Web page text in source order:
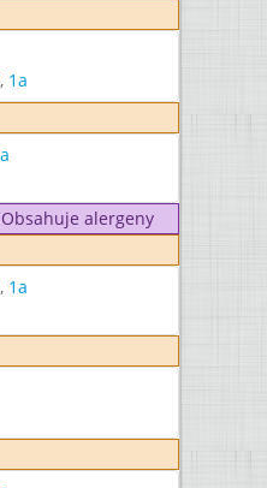
, 1a
Obsahuje alergeny
, 1a